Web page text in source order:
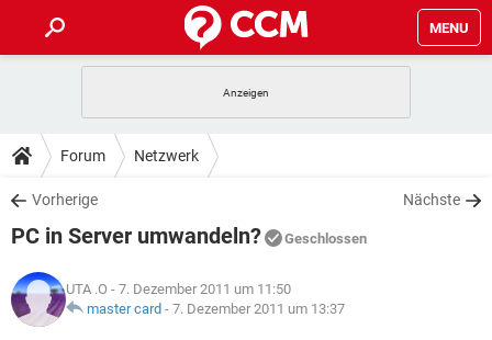
MENU
ANDROID
WINDOWS 10
WHATSAPP TIKTOK
FACEBOOK
TIPPS & TRICKS
SPIELE
WHATSAPP TIKTOK
FACEBOOK
DOWNLOADS
SPIELE STREAMING
ANDROID
WINDOWS 10 INSTAGRAM
SPIELE STREAMING
ANDROID
LEXIKON
Forum Netzwerk
Vorherige Nächste
PC in Server umwandeln? Geschlossen
UTA .O - 7. Dezember 2011 um 11:50
master card - 7. Dezember 2011 um 13:37